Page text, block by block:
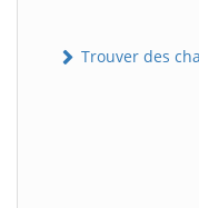
Trouver des